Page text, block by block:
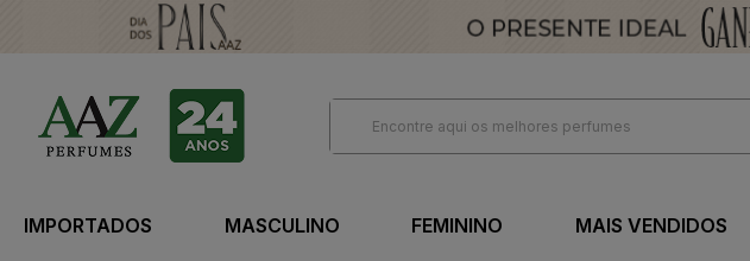
IMPORTADOS MASCULINO FEMININO MAIS VENDIDOS